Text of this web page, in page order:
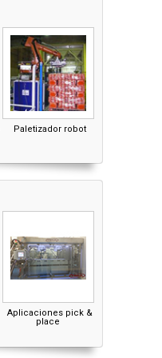
Paletizador robot
Aplicaciones pick &
place